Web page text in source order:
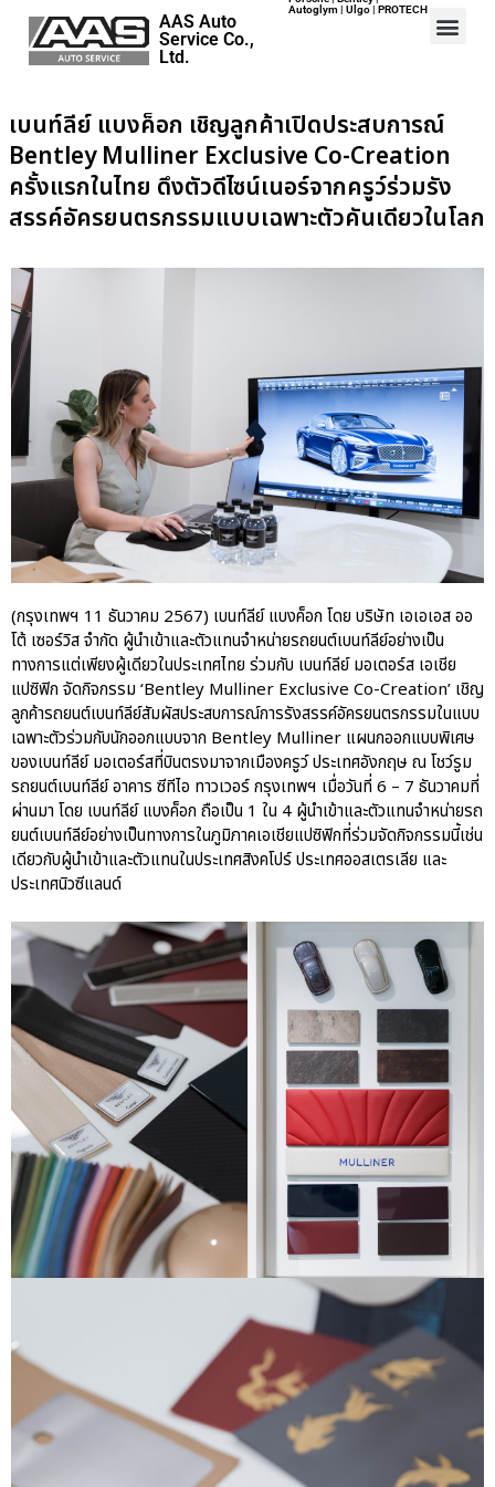
Home
About Us
After Sale สู่ Porsche Ownership
Experience แบบครบวงจร ผ่าน
แคมเปญ Cayenne Service Clinic
เบนท์ลีย์ มอเตอร์ส ตีความ
‘Bentley Diamond’ ใหม่ ดีไซน์
ระดับซิกเนเจอร์ในยนตรกรรม
EV รุ่นแรก พร้อมเปิดตัวกันยายน
นี้
ปอร์เช่ เอเอเอสฯ ยกประสบการณ์
Porsche สู่ Central Northville ใน
งาน AAS Roadshow พร้อมข้อ
เบนท์ลีย์ แบงค็อก ส่งมอบองค์
ความรู้การขับขี่รถยนต์เบนท์ลีย์
อย่างปลอดภัยในงาน
Extraordinary Chauffeur
Training 2026
Porsche Centre Pattanakarn
เชื่อมโยง Porsche Community
ผ่าน The Big Screen Speed: AAS
Motorsport Live Experience
AAS Corp
AAS Motorsport
AAS Porsche
career
news
Porsche
QR
AAS Auto
Service Co.,
Ltd.
Autoglym | Ulgo | PROTECH
เบนท์ลีย์ แบงค็อก เชิญลูกค้าเปิดประสบการณ์
Bentley Mulliner Exclusive Co-Creation
ครั้งแรกในไทย ดึงตัวดีไซน์เนอร์จากครูว์ร่วมรัง
สรรค์อัครยนตรกรรมแบบเฉพาะตัวคันเดียวในโลก
(กรุงเทพฯ 11 ธันวาคม 2567) เบนท์ลีย์ แบงค็อก โดย บริษัท เอเอเอส ออ
โต้ เซอร์วิส จำกัด ผู้นำเข้าและตัวแทนจำหน่ายรถยนต์เบนท์ลีย์อย่างเป็น
ทางการแต่เพียงผู้เดียวในประเทศไทย ร่วมกับ เบนท์ลีย์ มอเตอร์ส เอเชีย
แปซิฟิก จัดกิจกรรม ‘Bentley Mulliner Exclusive Co-Creation’ เชิญ
ลูกค้ารถยนต์เบนท์ลีย์สัมผัสประสบการณ์การรังสรรค์อัครยนตรกรรมในแบบ
เฉพาะตัวร่วมกับนักออกแบบจาก Bentley Mulliner แผนกออกแบบพิเศษ
ของเบนท์ลีย์ มอเตอร์สที่บินตรงมาจากเมืองครูว์ ประเทศอังกฤษ ณ โชว์รูม
รถยนต์เบนท์ลีย์ อาคาร ซีทีไอ ทาวเวอร์ กรุงเทพฯ เมื่อวันที่ 6 – 7 ธันวาคมที่
ผ่านมา โดย เบนท์ลีย์ แบงค็อก ถือเป็น 1 ใน 4 ผู้นำเข้าและตัวแทนจำหน่ายรถ
ยนต์เบนท์ลีย์อย่างเป็นทางการในภูมิภาคเอเชียแปซิฟิกที่ร่วมจัดกิจกรรมนี้เช่น
เดียวกับผู้นำเข้าและตัวแทนในประเทศสิงคโปร์ ประเทศออสเตรเลีย และ
ประเทศนิวซีแลนด์